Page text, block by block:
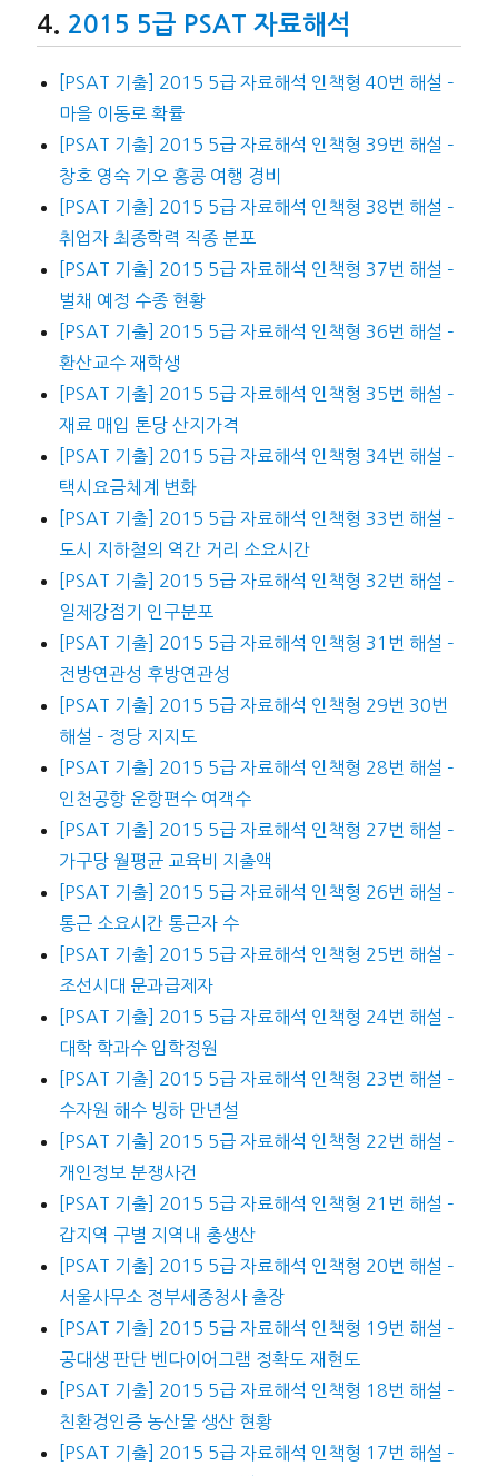
2015 5급 PSAT 자료해석
[PSAT 기출] 2015 5급 자료해석 인책형 40번 해설 –
마을 이동로 확률
[PSAT 기출] 2015 5급 자료해석 인책형 39번 해설 –
창호 영숙 기오 홍콩 여행 경비
[PSAT 기출] 2015 5급 자료해석 인책형 38번 해설 –
취업자 최종학력 직종 분포
[PSAT 기출] 2015 5급 자료해석 인책형 37번 해설 –
벌채 예정 수종 현황
[PSAT 기출] 2015 5급 자료해석 인책형 36번 해설 –
환산교수 재학생
[PSAT 기출] 2015 5급 자료해석 인책형 35번 해설 –
재료 매입 톤당 산지가격
[PSAT 기출] 2015 5급 자료해석 인책형 34번 해설 –
택시요금체계 변화
[PSAT 기출] 2015 5급 자료해석 인책형 33번 해설 –
도시 지하철의 역간 거리 소요시간
[PSAT 기출] 2015 5급 자료해석 인책형 32번 해설 –
일제강점기 인구분포
[PSAT 기출] 2015 5급 자료해석 인책형 31번 해설 –
전방연관성 후방연관성
[PSAT 기출] 2015 5급 자료해석 인책형 29번 30번
해설 – 정당 지지도
[PSAT 기출] 2015 5급 자료해석 인책형 28번 해설 –
인천공항 운항편수 여객수
[PSAT 기출] 2015 5급 자료해석 인책형 27번 해설 –
가구당 월평균 교육비 지출액
[PSAT 기출] 2015 5급 자료해석 인책형 26번 해설 –
통근 소요시간 통근자 수
[PSAT 기출] 2015 5급 자료해석 인책형 25번 해설 –
조선시대 문과급제자
[PSAT 기출] 2015 5급 자료해석 인책형 24번 해설 –
대학 학과수 입학정원
[PSAT 기출] 2015 5급 자료해석 인책형 23번 해설 –
수자원 해수 빙하 만년설
[PSAT 기출] 2015 5급 자료해석 인책형 22번 해설 –
개인정보 분쟁사건
[PSAT 기출] 2015 5급 자료해석 인책형 21번 해설 –
갑지역 구별 지역내 총생산
[PSAT 기출] 2015 5급 자료해석 인책형 20번 해설 –
서울사무소 정부세종청사 출장
[PSAT 기출] 2015 5급 자료해석 인책형 19번 해설 –
공대생 판단 벤다이어그램 정확도 재현도
[PSAT 기출] 2015 5급 자료해석 인책형 18번 해설 –
친환경인증 농산물 생산 현황
[PSAT 기출] 2015 5급 자료해석 인책형 17번 해설 –